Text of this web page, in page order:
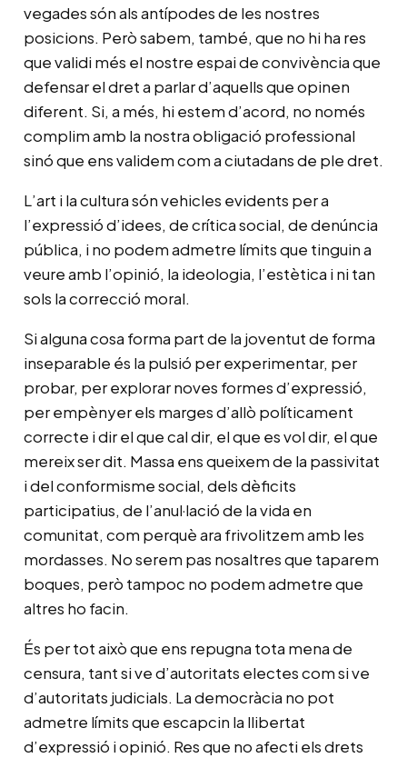
vegades són als antípodes de les nostres
posicions. Però sabem, també, que no hi ha res
que validi més el nostre espai de convivència que
defensar el dret a parlar d’aquells que opinen
diferent. Si, a més, hi estem d’acord, no només
complim amb la nostra obligació professional
sinó que ens validem com a ciutadans de ple dret.
L’art i la cultura són vehicles evidents per a
l’expressió d’idees, de crítica social, de denúncia
pública, i no podem admetre límits que tinguin a
veure amb l’opinió, la ideologia, l’estètica i ni tan
sols la correcció moral.
Si alguna cosa forma part de la joventut de forma
inseparable és la pulsió per experimentar, per
probar, per explorar noves formes d’expressió,
per empènyer els marges d’allò políticament
correcte i dir el que cal dir, el que es vol dir, el que
mereix ser dit. Massa ens queixem de la passivitat
i del conformisme social, dels dèficits
participatius, de l’anul·lació de la vida en
comunitat, com perquè ara frivolitzem amb les
mordasses. No serem pas nosaltres que taparem
boques, però tampoc no podem admetre que
altres ho facin.
És per tot això que ens repugna tota mena de
censura, tant si ve d’autoritats electes com si ve
d’autoritats judicials. La democràcia no pot
admetre límits que escapcin la llibertat
d’expressió i opinió. Res que no afecti els drets